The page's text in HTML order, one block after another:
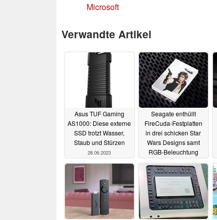
Microsoft
Verwandte Artikel
Asus TUF Gaming
AS1000: Diese externe
SSD trotzt Wasser,
Staub und Stürzen
28.06.2023
Seagate enthüllt
FireCuda-Festplatten
in drei schicken Star
Wars Designs samt
RGB-Beleuchtung
22.11.2022